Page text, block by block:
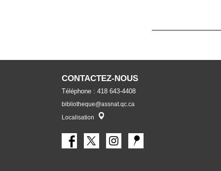
CONTACTEZ-NOUS
Téléphone : 418 643-4408
bibliotheque@assnat.qc.ca
Localisation